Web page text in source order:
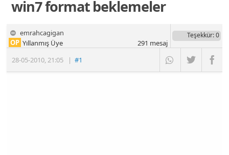
win7 format beklemeler
emrahcagigan
28-05-2010,21:05 |#1
OP Yıllanmış Üye
Teşekkür: 0
291 mesaj